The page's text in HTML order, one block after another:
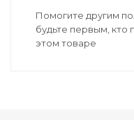
Помогите другим
будьте первым, кто
этом товаре